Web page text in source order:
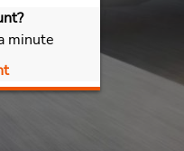
minute